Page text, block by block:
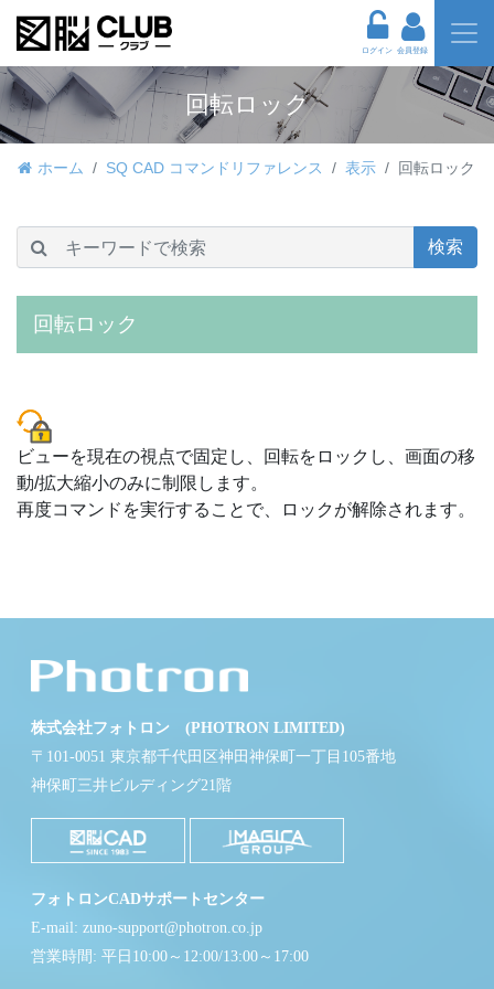
ログイン 会員登録
回転ロック
ホーム SQ CAD コマンドリファレンス 表示 回転ロック
検索
回転ロック
ビューを現在の視点で固定し、回転をロックし、画面の移
動/拡大縮小のみに制限します。
再度コマンドを実行することで、ロックが解除されます。
株式会社フォトロン (PHOTRON LIMITED)
〒101-0051 東京都千代田区神田神保町一丁目105番地
神保町三井ビルディング21階
フォトロンCADサポートセンター
E-mail: zuno-support@photron.co.jp
営業時間: 平日10:00～12:00/13:00～17:00